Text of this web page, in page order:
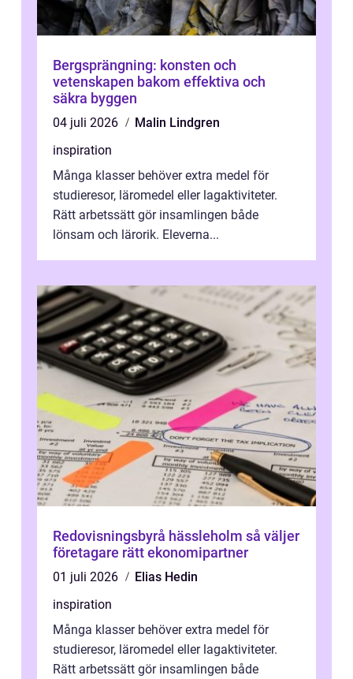
Bergsprängning: konsten och
vetenskapen bakom effektiva och
säkra byggen
04 juli 2026
Malin Lindgren
inspiration
Många klasser behöver extra medel för
studieresor, läromedel eller lagaktiviteter.
Rätt arbetssätt gör insamlingen både
lönsam och lärorik. Eleverna...
Redovisningsbyrå hässleholm så väljer
företagare rätt ekonomipartner
01 juli 2026
Elias Hedin
inspiration
Många klasser behöver extra medel för
studieresor, läromedel eller lagaktiviteter.
Rätt arbetssätt gör insamlingen både